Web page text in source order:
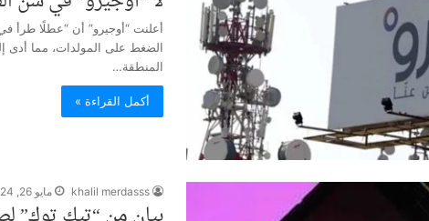
أعلنت “أوجيرو” أن “عطلًا طرأ
الضغط على المولدات، مما أدى
المنطقة…
أكمل القراءة »
khalil merdasss مايو 26, 2024